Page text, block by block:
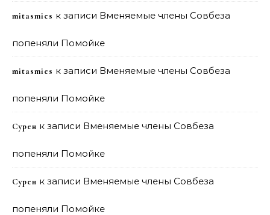
mitasmies к записи Вменяемые члены Совбеза
попеняли Помойке
mitasmies к записи Вменяемые члены Совбеза
попеняли Помойке
Сурен к записи Вменяемые члены Совбеза
попеняли Помойке
Сурен к записи Вменяемые члены Совбеза
попеняли Помойке